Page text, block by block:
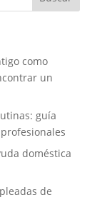
como
un
guía
doméstica
de